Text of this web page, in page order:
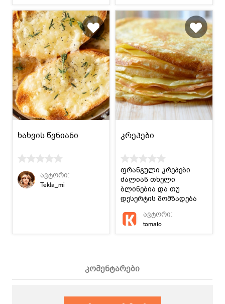
ხახვის წვნიანი
ავტორი:
Tekla_mi
კრეპები
ფრანგული კრეპები
ძალიან თხელი
ბლინებია და თუ
დესერტის მომზადება
იდეალური ვარიანტია!
ავტორი:
tomato
კომენტარები